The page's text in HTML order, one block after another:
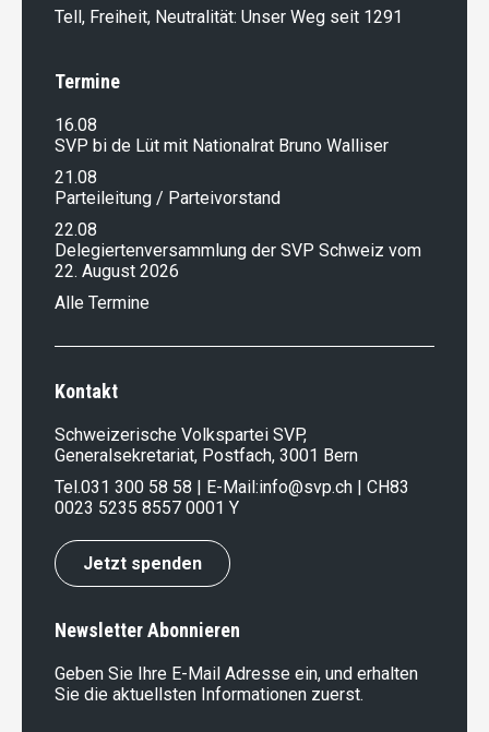
Tell, Freiheit, Neutralität: Unser Weg seit 1291
Termine
16.08
SVP bi de Lüt mit Nationalrat Bruno Walliser
21.08
Parteileitung / Parteivorstand
22.08
Delegiertenversammlung der SVP Schweiz vom
22. August 2026
Alle Termine
Kontakt
Schweizerische Volkspartei SVP,
Generalsekretariat, Postfach, 3001 Bern
Tel.031 300 58 58 | E-Mail:info@svp.ch | CH83
0023 5235 8557 0001 Y
Jetzt spenden
Newsletter Abonnieren
Geben Sie Ihre E-Mail Adresse ein, und erhalten
Sie die aktuellsten Informationen zuerst.